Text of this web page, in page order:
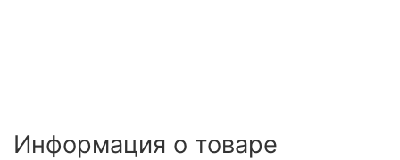
Информация о товаре